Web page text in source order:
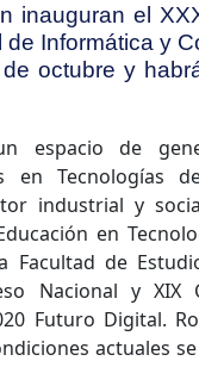
inauguran el
Informática y
octubre y
espacio de
en Tecnologías
industrial y
en
de
Nacional y XIX
Futuro Digital.
actuales